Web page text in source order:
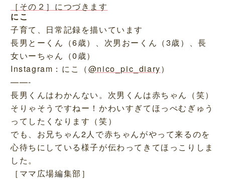
［その２］につづきます
にこ
子育て、日常記録を描いています
長男とーくん（6歳）、次男おーくん（3歳）、長
女いーちゃん（0歳）
Instagram：にこ（@nico_pic_diary）
——-
長男くんはわかんない。次男くんは赤ちゃん（笑）
そりゃそうですねー！かわいすぎてほっぺむぎゅう
ってしたくなります（笑）
でも、お兄ちゃん2人で赤ちゃんがやって来るのを
心待ちにしている様子が伝わってきてほっこりしま
した。
［ママ広場編集部］